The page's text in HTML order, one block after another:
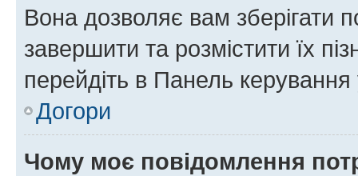
Вона дозволяє вам зберігати
завершити та розмістити їх
перейдіть в Панель керування
Догори
Чому моє повідомлення